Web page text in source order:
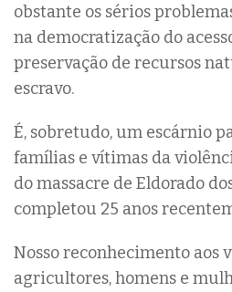
obstante os sérios
na democratização do
preservação de recursos
escravo.
É, sobretudo, um escárnio
famílias e vítimas da
do massacre de Eldorado
completou 25 anos
Nosso reconhecimento aos
agricultores, homens e